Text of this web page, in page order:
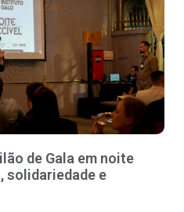
de Gala em noite
solidariedade e